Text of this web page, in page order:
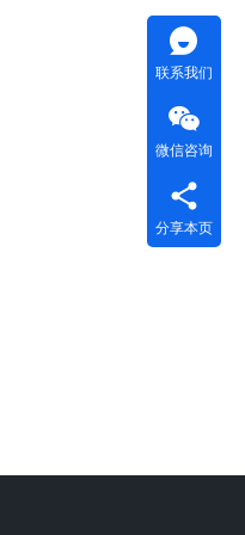
联系我们
微信咨询
分享本页